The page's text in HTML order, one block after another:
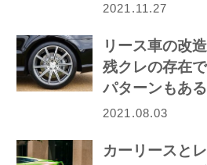
2021.11.27
リース車の改
残クレの存在
パターンもある
2021.08.03
カーリースと